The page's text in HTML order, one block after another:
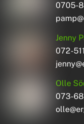
0705-
Jenny
072-
Olle
073-